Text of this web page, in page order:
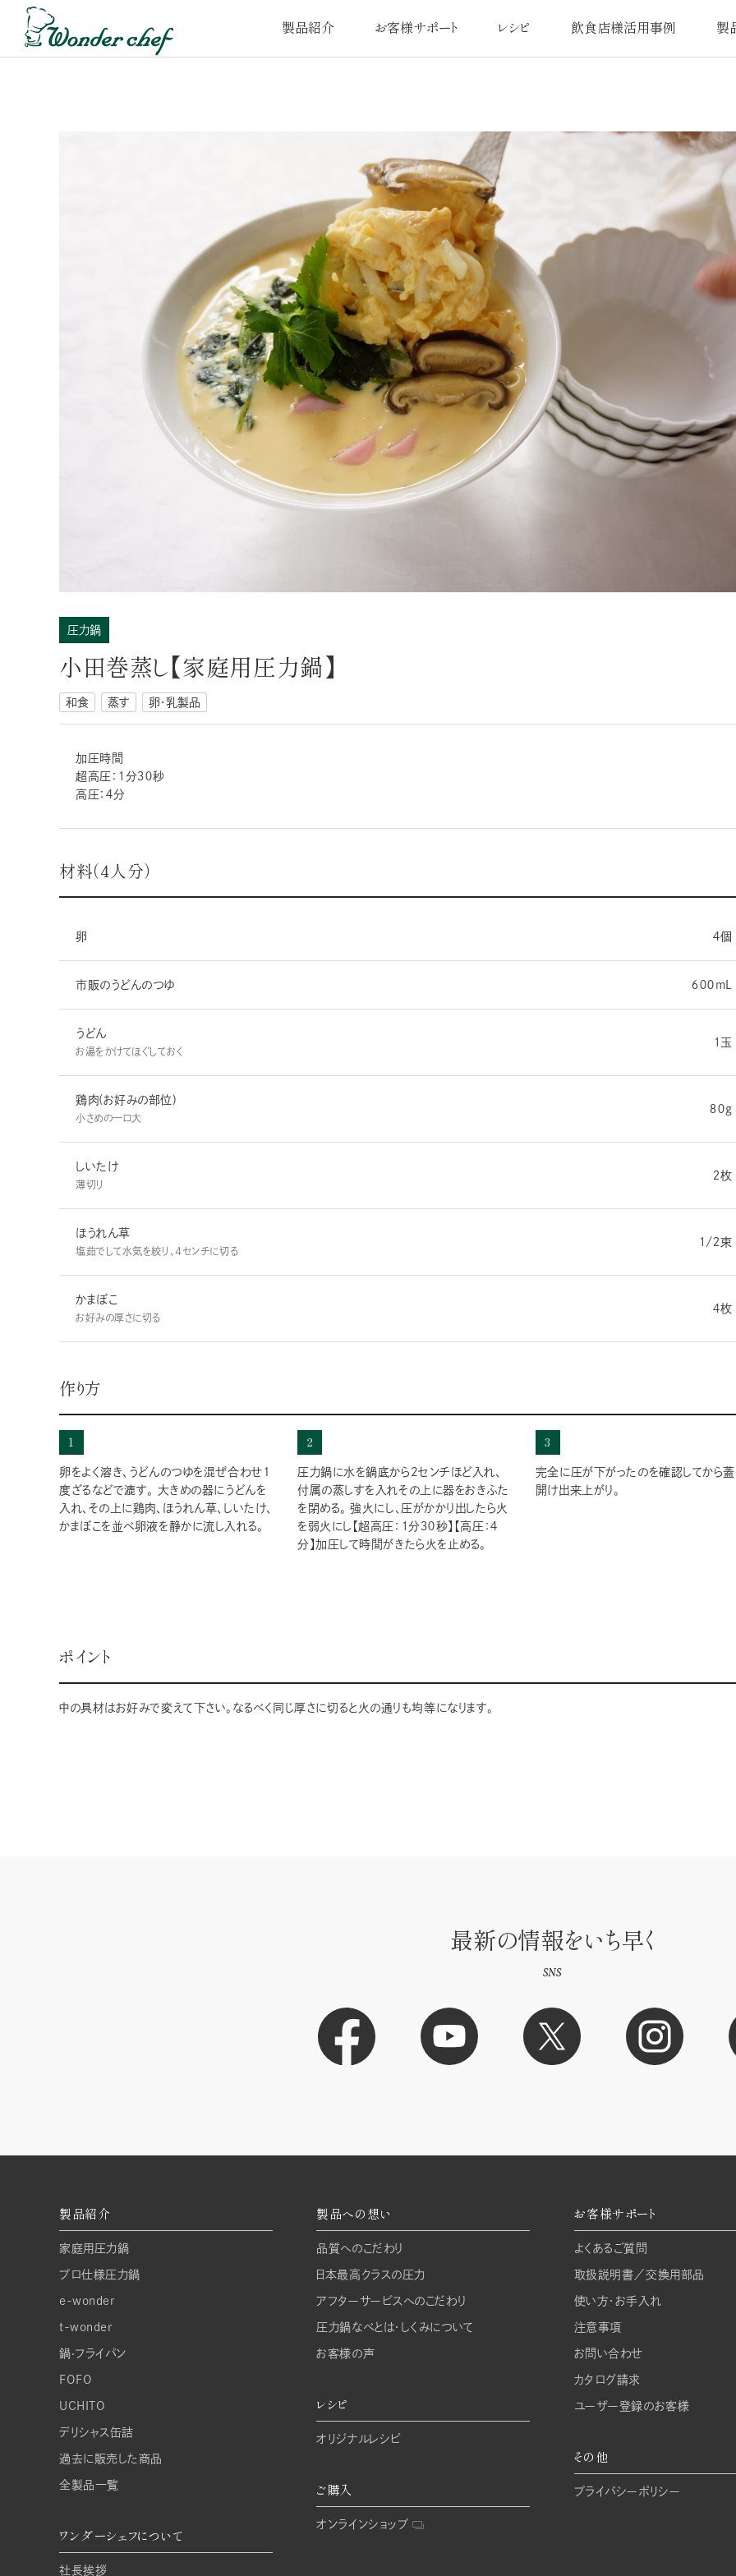
製品紹介
t-wonder
鍋‧フライパン
FOFO
UCHITO
デリシャス缶詰
過去に販売した商品
全製品一覧
お客様サポート
使い方・お手入れ
お問い合わせ
カタログ請求
ユーザー登録のお客様
レシピ 飲食店様活用事例 製
アフター
圧力鍋なべ
圧力鍋
小田巻蒸し【家庭用圧力鍋】
和食 蒸す 卵・乳製品
加圧時間
超高圧：１分３０秒
高圧：４分
材料（４人分）
卵 ４個
市販のうどんのつゆ ６００mL
うどん
お湯をかけてほぐしておく
１玉
鶏肉(お好みの部位)
小さめの一口大
８０g
しいたけ
薄切り
２枚
ほうれん草
塩茹でして水気を絞り、４センチに切る
１/２束
かまぼこ
お好みの厚さに切る
４枚
作り方
1
卵をよく溶き、うどんのつゆを混ぜ合わせ1
度ざるなどで漉す。 大きめの器にうどんを
入れ、その上に鶏肉、ほうれん草、しいたけ、
かまぼこを並べ卵液を静かに流し入れる。
2
圧力鍋に水を鍋底から2センチほど入れ、
付属の蒸しすを入れその上に器をおきふた
を閉める。 強火にし、圧がかかり出したら火
を弱火にし【超高圧：１分３０秒】【高圧：４
分】加圧して時間がきたら火を止める。
3
完全に圧が下がったのを確認してから
開け出来上がり。
ポイント
中の具材はお好みで変えて下さい。なるべく同じ厚さに切ると火の通りも均等になります。
最新の情報をいち早く
SNS
製品紹介
家庭⽤圧⼒鍋
プロ仕様圧⼒鍋
e-wonder
t-wonder
鍋‧フライパン
FOFO
UCHITO
デリシャス缶詰
過去に販売した商品
全製品一覧
ワンダーシェフについて
社長挨拶
製品への想い
品質へのこだわり
日本最高クラスの圧力
アフターサービスへのこだわり
圧力鍋なべとは・しくみについて
お客様の声
レシピ
オリジナルレシピ
ご購入
オンラインショップ
お客様サポート
よくあるご質問
取扱説明書／交換用部品
使い方・お手入れ
注意事項
お問い合わせ
カタログ請求
ユーザー登録のお客様
その他
プライバシーポリシー